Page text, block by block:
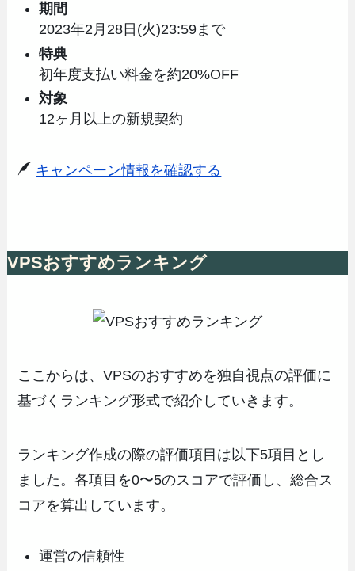
期間
2023年2月28日(火)23:59まで
特典
初年度支払い料金を約20%OFF
対象
12ヶ月以上の新規契約
キャンペーン情報を確認する
VPSおすすめランキング
ここからは、VPSのおすすめを独自視点の評価に
基づくランキング形式で紹介していきます。
ランキング作成の際の評価項目は以下5項目とし
ました。各項目を0〜5のスコアで評価し、総合ス
コアを算出しています。
運営の信頼性